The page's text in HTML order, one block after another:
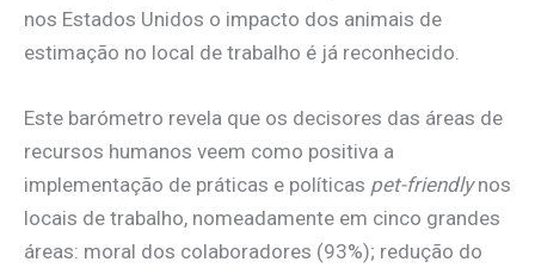
nos Estados Unidos o impacto dos animais de
estimação no local de trabalho é já reconhecido.
Este barómetro revela que os decisores das áreas de
recursos humanos veem como positiva a
implementação de práticas e políticas pet-friendlynos
locais de trabalho, nomeadamente em cinco grandes
áreas: moral dos colaboradores (93%); redução do